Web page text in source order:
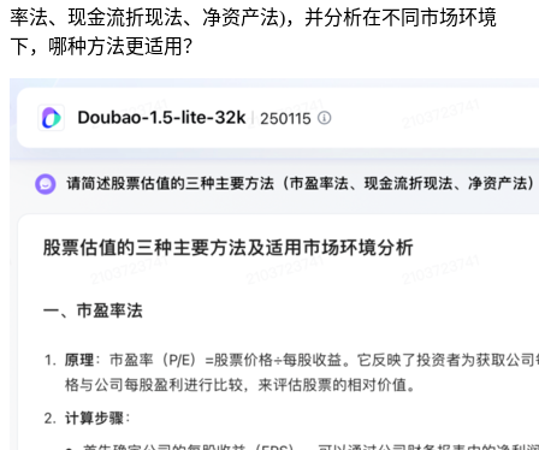
率法、现金流折现法、净资产法)，并分析在不同市场环境
下，哪种方法更适用？